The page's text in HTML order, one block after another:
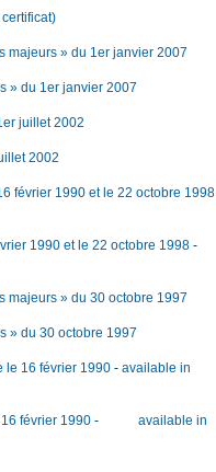
majeurs » du 1er janvier 2007
» du 1er janvier 2007
juillet 2002
2002
février 1990 et le 22 octobre 1998
1990 et le 22 octobre 1998 -
majeurs » du 30 octobre 1997
» du 30 octobre 1997
le 16 février 1990 -available in
16 février 1990-
available in